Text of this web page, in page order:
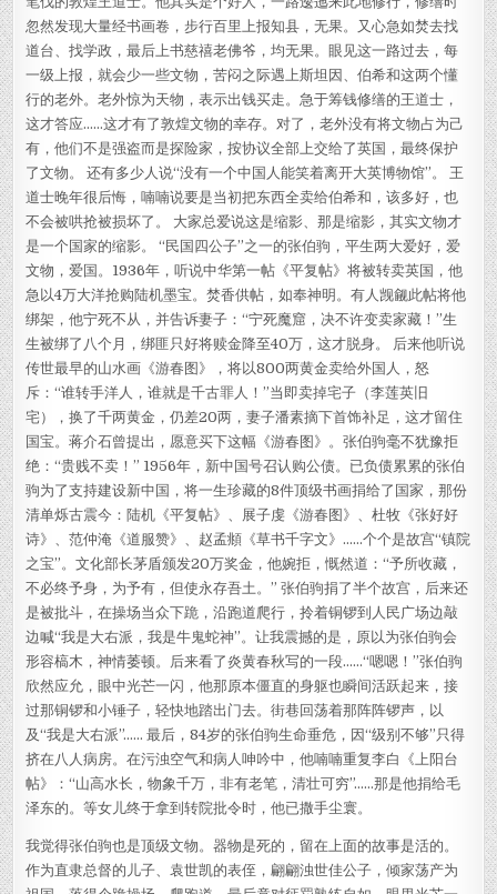
忽然发现大量经书画卷，步行百里上报知县，无果。又心急如焚去找
道台、找学政，最后上书慈禧老佛爷，均无果。眼见这一路过去，每
一级上报，就会少一些文物，苦闷之际遇上斯坦因、伯希和这两个懂
行的老外。老外惊为天物，表示出钱买走。急于筹钱修缮的王道士，
这才答应……这才有了敦煌文物的幸存。对了，老外没有将文物占为己
有，他们不是强盗而是探险家，按协议全部上交给了英国，最终保护
了文物。 还有多少人说“没有一个中国人能笑着离开大英博物馆”。 王
道士晚年很后悔，喃喃说要是当初把东西全卖给伯希和，该多好，也
不会被哄抢被损坏了。 大家总爱说这是缩影、那是缩影，其实文物才
是一个国家的缩影。 “民国四公子”之一的张伯驹，平生两大爱好，爱
文物，爱国。1936年，听说中华第一帖《平复帖》将被转卖英国，他
急以4万大洋抢购陆机墨宝。焚香供帖，如奉神明。有人觊觎此帖将他
绑架，他宁死不从，并告诉妻子：“宁死魔窟，决不许变卖家藏！”生
生被绑了八个月，绑匪只好将赎金降至40万，这才脱身。 后来他听说
传世最早的山水画《游春图》，将以800两黄金卖给外国人，怒
斥：“谁转手洋人，谁就是千古罪人！”当即卖掉宅子（李莲英旧
宅），换了千两黄金，仍差20两，妻子潘素摘下首饰补足，这才留住
国宝。蒋介石曾提出，愿意买下这幅《游春图》。张伯驹毫不犹豫拒
绝：“贵贱不卖！” 1956年，新中国号召认购公债。已负债累累的张伯
驹为了支持建设新中国，将一生珍藏的8件顶级书画捐给了国家，那份
清单烁古震今：陆机《平复帖》、展子虔《游春图》、杜牧《张好好
诗》、范仲淹《道服赞》、赵孟頫《草书千字文》……个个是故宫“镇院
之宝”。文化部长茅盾颁发20万奖金，他婉拒，慨然道：“予所收藏，
不必终予身，为予有，但使永存吾土。” 张伯驹捐了半个故宫，后来还
是被批斗，在操场当众下跪，沿跑道爬行，拎着铜锣到人民广场边敲
边喊“我是大右派，我是牛鬼蛇神”。让我震撼的是，原以为张伯驹会
形容槁木，神情萎顿。后来看了炎黄春秋写的一段……“嗯嗯！”张伯驹
欣然应允，眼中光芒一闪，他那原本僵直的身躯也瞬间活跃起来，接
过那铜锣和小锤子，轻快地踏出门去。街巷回荡着那阵阵锣声，以
及“我是大右派”…… 最后，84岁的张伯驹生命垂危，因“级别不够”只得
挤在八人病房。在污浊空气和病人呻吟中，他喃喃重复李白《上阳台
帖》：“山高水长，物象千万，非有老笔，清壮可穷”……那是他捐给毛
泽东的。等女儿终于拿到转院批令时，他已撒手尘寰。
我觉得张伯驹也是顶级文物。器物是死的，留在上面的故事是活的。
作为直隶总督的儿子、袁世凯的表侄，翩翩浊世佳公子，倾家荡产为